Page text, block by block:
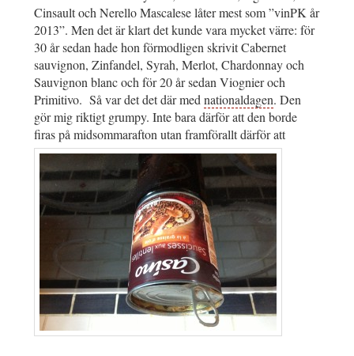
Cinsault och Nerello Mascalese låter mest som ”vinPK år
2013”. Men det är klart det kunde vara mycket värre: för
30 år sedan hade hon förmodligen skrivit Cabernet
sauvignon, Zinfandel, Syrah, Merlot, Chardonnay och
Sauvignon blanc och för 20 år sedan Viognier och
Primitivo. Så var det det där med nationaldagen. Den
gör mig riktigt grumpy. Inte bara därför att den borde
firas på midsommarafton utan framförallt därför att